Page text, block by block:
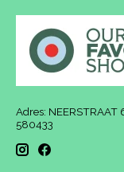
Adres: NEERSTRAAT
580433